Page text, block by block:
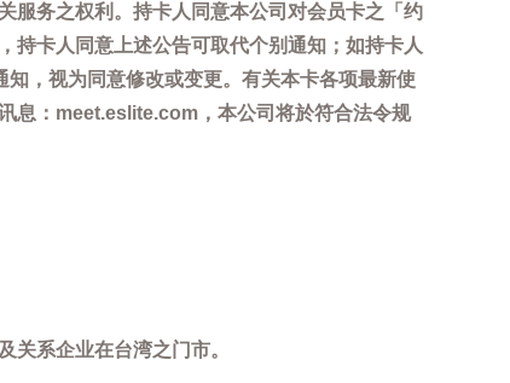
服务之权利。持卡人同意本公司对会员卡之「约
持卡人同意上述公告可取代个别通知；如持卡人
，视为同意修改或变更。有关本卡各项最新使
息：meet.eslite.com，本公司将於符合法令规
关系企业在台湾之门市。